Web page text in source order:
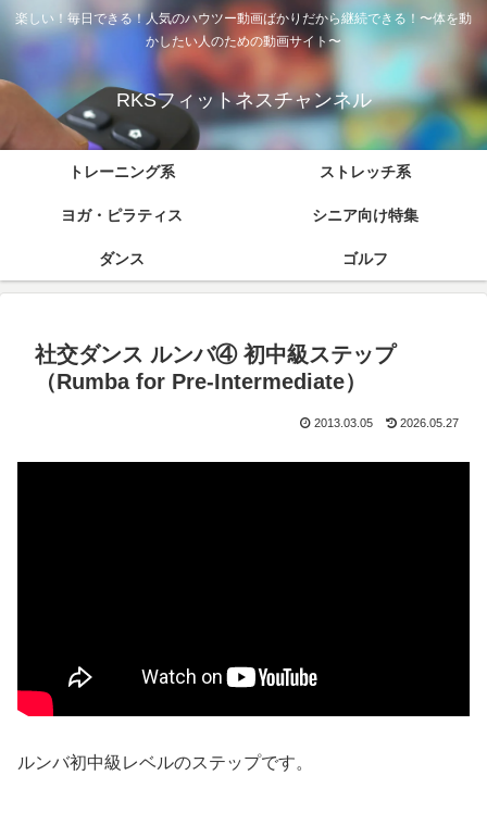
楽しい！毎日できる！人気のハウツー動画ばかりだから継続できる！〜体を動
かしたい人のための動画サイト〜
RKSフィットネスチャンネル
トレーニング系 ストレッチ系
ヨガ・ピラティス シニア向け特集
ダンス ゴルフ
社交ダンス ルンバ④ 初中級ステップ
（Rumba for Pre-Intermediate）
2013.03.05 2026.05.27
ルンバ初中級レベルのステップです。